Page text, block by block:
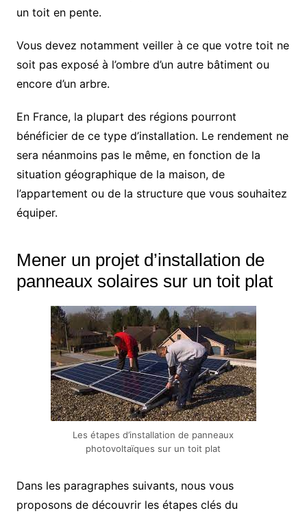
un toit en pente.
Vous devez notamment veiller à ce que votre toit ne
soit pas exposé à l’ombre d’un autre bâtiment ou
encore d’un arbre.
En France, la plupart des régions pourront
bénéficier de ce type d’installation. Le rendement ne
sera néanmoins pas le même, en fonction de la
situation géographique de la maison, de
l’appartement ou de la structure que vous souhaitez
équiper.
Mener un projet d’installation de
panneaux solaires sur un toit plat
Les étapes d’installation de panneaux
photovoltaïques sur un toit plat
Dans les paragraphes suivants, nous vous
proposons de découvrir les étapes clés du